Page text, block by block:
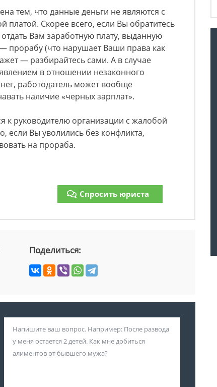
тем, что данные деньги не являются с
платой. Скорее всего, если Вы обратитесь
Вам заработную плату, выданную
прорабу (что нарушает Ваши права как
— разбирайтесь сами. А в случае
в отношении незаконного
работодатель может вообще
наличие «черных зарплат».
к руководителю организации с жалобой
если Вы уволились без конфликта,
на прораба.
Спросить юриста
Поделиться: